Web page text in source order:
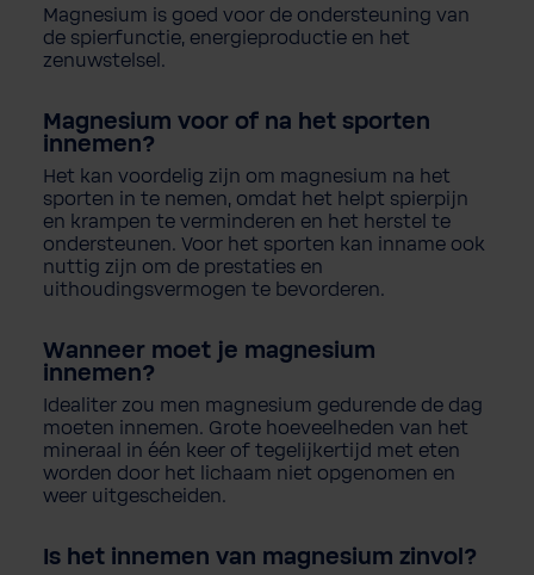
Magnesium is goed voor de ondersteuning van
de spierfunctie, energieproductie en het
zenuwstelsel .
Magnesium voor of na het sporten
innemen?
Het kan voordelig zijn om magnesium na het
sporten in te nemen, omdat het helpt spierpijn
en krampen te verminderen en het herstel te
ondersteunen. Voor het sporten kan inname ook
nuttig zijn om de prestaties en
uithoudingsvermogen te bevorderen.
Wanneer moet je magnesium
innemen?
Idealiter zou men magnesium gedurende de dag
moeten innemen. Grote hoeveelheden van het
mineraal in één keer of tegelijkertijd met eten
worden door het lichaam niet opgenomen en
weer uitgescheiden.
Is het innemen van magnesium zinvol ?